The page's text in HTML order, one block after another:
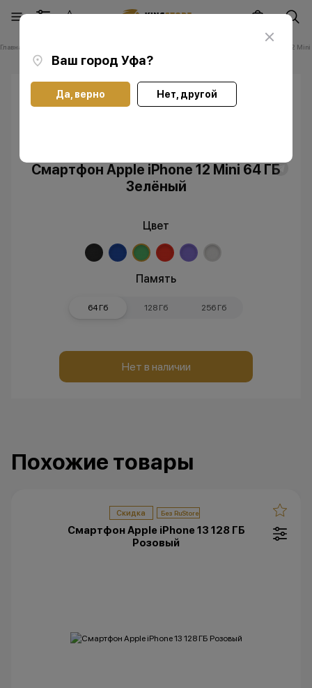
Ваш город Уфа?
Да, верно Нет, другой
Главная Смартфоны Apple iPhone 12 Mini
Смартфон Apple iPhone 12 Mini 64 ГБ
Зелёный
Цвет
Память
64 Гб 128 Гб 256 Гб
Нет в наличии
Похожие товары
Скидка
Смартфон Apple iPhone 13 128 ГБ
Розовый